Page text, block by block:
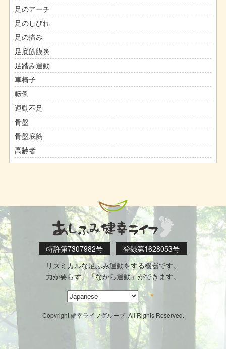
足のアーチ
足のしびれ
足の痛み
足底筋膜炎
足踏み運動
車椅子
転倒
運動不足
骨盤
骨盤底筋
高齢者
特許第7307982号
登録第1628053号
リズミカルな足ふみ運動をする機器です。
力が要らず、「ながら運動」ができます。
Copyright 健幸ライフグループ. All Rights Reserved.